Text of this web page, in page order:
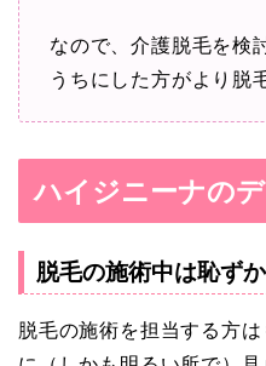
なので、介護脱毛を検
うちにした方がより脱
ハイジニーナの
脱毛の施術中は恥ず
脱毛の施術を担当する方